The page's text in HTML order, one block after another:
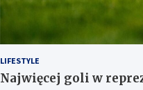
LIFESTYLE
Najwięcej goli w